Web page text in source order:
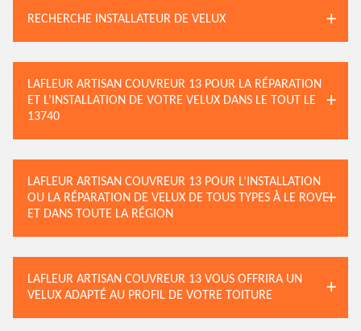
RECHERCHE INSTALLATEUR DE VELUX
LAFLEUR ARTISAN COUVREUR 13 POUR LA RÉPARATION
ET L’INSTALLATION DE VOTRE VELUX DANS LE TOUT LE
13740
LAFLEUR ARTISAN COUVREUR 13 POUR L’INSTALLATION
OU LA RÉPARATION DE VELUX DE TOUS TYPES À LE ROVE
ET DANS TOUTE LA RÉGION
LAFLEUR ARTISAN COUVREUR 13 VOUS OFFRIRA UN
VELUX ADAPTÉ AU PROFIL DE VOTRE TOITURE